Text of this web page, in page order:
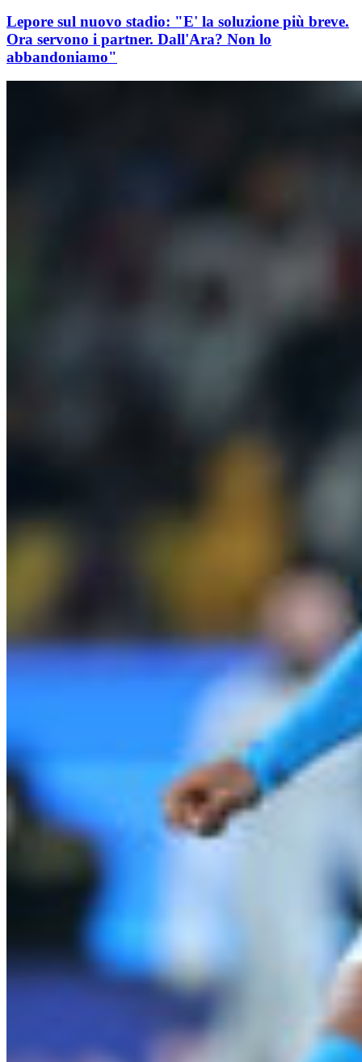
Lepore sul nuovo stadio: "E' la soluzione più breve.
Ora servono i partner. Dall'Ara? Non lo
abbandoniamo"